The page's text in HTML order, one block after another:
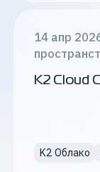
14 апр
K2 Cloud
K2 Облако